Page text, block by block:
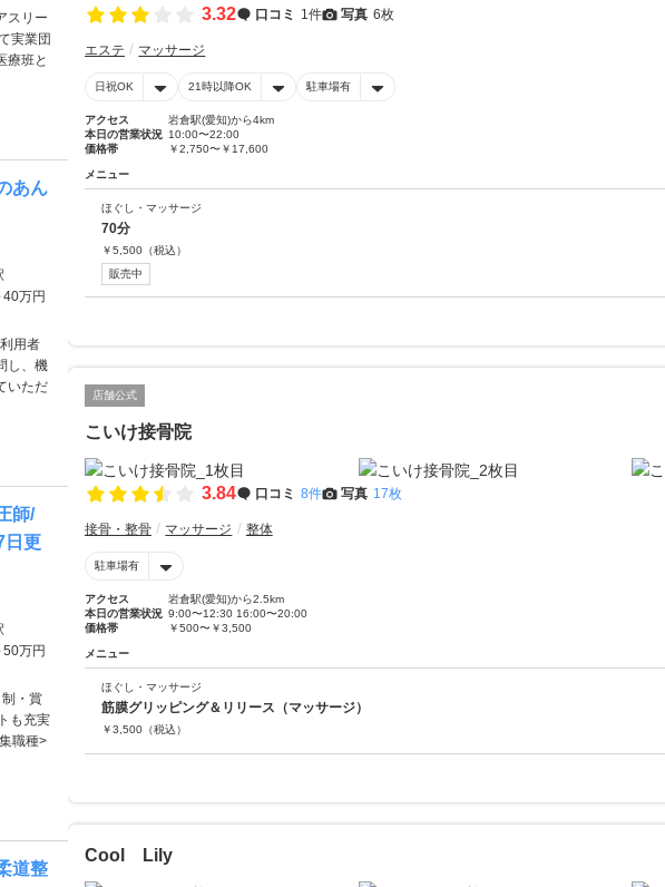
3.32 口コミ 1件 写真 6枚
エステ マッサージ
日祝OK 21時以降OK 駐車場有
アクセス
岩倉駅(愛知)から4km
本日の営業状況 10:00〜22:00
価格帯
￥2,750〜￥17,600
メニュー
ほぐし・マッサージ
70分
￥5,500 （税込）
販売中
店舗公式
こいけ接骨院
3.84 口コミ 8件 写真 17枚
接骨・整骨 マッサージ 整体
駐車場有
アクセス
岩倉駅(愛知)から2.5km
本日の営業状況 9:00〜12:30 16:00〜20:00
価格帯
￥500〜￥3,500
メニュー
ほぐし・マッサージ
筋膜グリッピング＆リリース（マッサージ）
￥3,500 （税込）
Cool Lily
スリー
実業団
療班と
あん
40万円
用者
し、機
いただ
師/
日更
50万円
制・賞
も充実
職種>
道整